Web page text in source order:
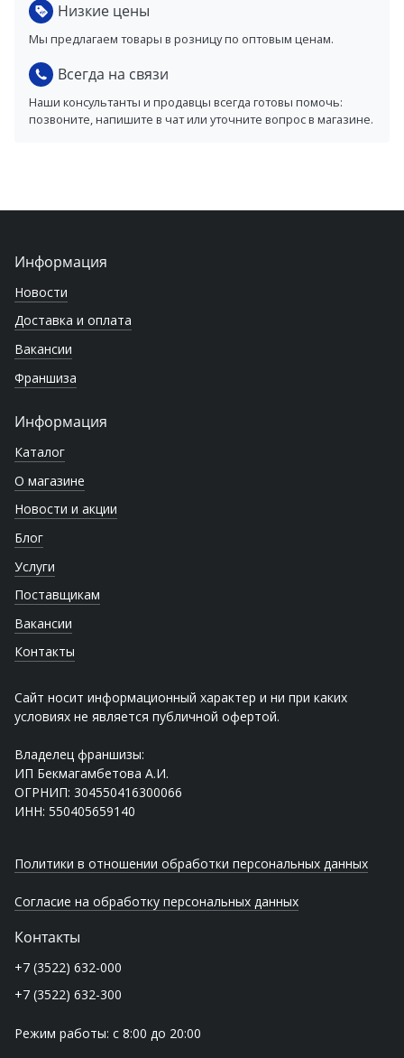
Низкие цены
Мы предлагаем товары в розницу по оптовым ценам.
Всегда на связи
Наши консультанты и продавцы всегда готовы помочь:
позвоните, напишите в чат или уточните вопрос в магазине.
Информация
Новости
Доставка и оплата
Вакансии
Франшиза
Информация
Каталог
О магазине
Новости и акции
Блог
Услуги
Поставщикам
Вакансии
Контакты
Сайт носит информационный характер и ни при каких
условиях не является публичной офертой.
Владелец франшизы:
ИП Бекмагамбетова А.И.
ОГРНИП: 304550416300066
ИНН: 550405659140
Политики в отношении обработки персональных данных
Согласие на обработку персональных данных
Контакты
+7 (3522) 632-000
+7 (3522) 632-300
Режим работы: с 8:00 до 20:00